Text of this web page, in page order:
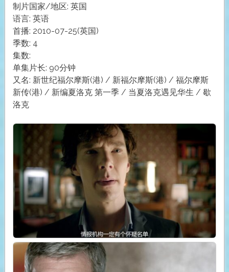
制片国家/地区: 英国
语言: 英语
首播: 2010-07-25(英国)
季数: 4
集数:
单集片长: 90分钟
又名: 新世纪福尔摩斯(港) / 新福尔摩斯(港) / 福尔摩斯
新传(港) / 新编夏洛克 第一季 / 当夏洛克遇见华生 / 歇
洛克